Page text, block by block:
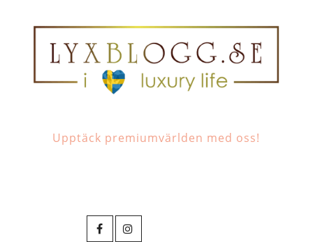
Upptäck premiumvärlden med oss!